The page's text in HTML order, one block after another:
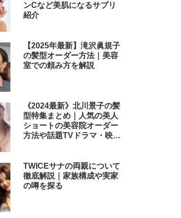
ンCなど美肌になるサプリ
紹介
【2025年最新】滝沢眞規子
の髪型オーダー方法｜美容
室での頼み方を解説
《2024最新》北川景子の髪
型特集まとめ｜人気の美人
ショートの美容院オーダー
方法や話題TVドラマ・映画
TWICEサナの両親について
徹底解説｜家族構成や実家
の噂を探る